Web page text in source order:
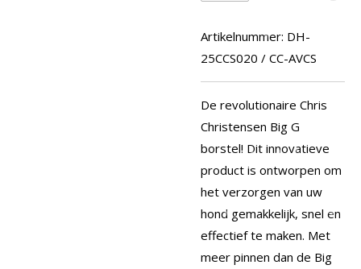
Artikelnummer: DH-
25CCS020 / CC-AVCS
De revolutionaire Chris
Christensen Big G
borstel! Dit innovatieve
product is ontworpen om
het verzorgen van uw
hond gemakkelijk, snel en
effectief te maken. Met
meer pinnen dan de Big